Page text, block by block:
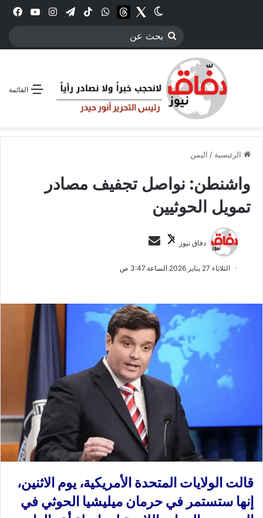
انستقرامتيلقرام‫TikTokواتسابthreadsTwitter
الوضع المظلم
بحث
القائمة
الرئيسية / اليمن
واشنطن: نواصل تجفيف مصادر
تمويل الحوثيين
دفاق نيوز
ت
ب
ل
ى
X
س
ر
ي
ا
إ
ل
ك
ت
ر
و
ن
ي
الثلاثاء 27 يناير 2026 الساعة 3:47 ص
قالت الولايات المتحدة الأمريكية، يوم الاثنين،
إنها ستستمر في حرمان ميليشيا الحوثي في